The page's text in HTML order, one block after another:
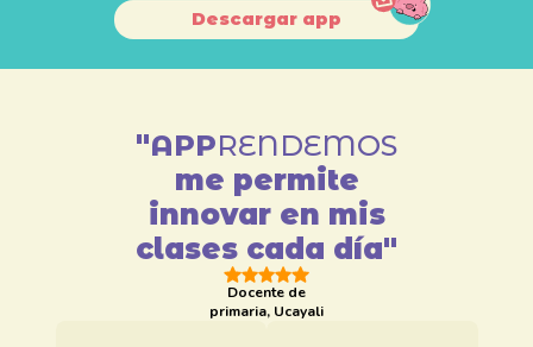
Descargar app
"APPRENDEMOS
me permite
innovar en mis
clases cada día"
Docente de
primaria, Ucayali